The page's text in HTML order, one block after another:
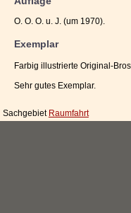
O. O. O. u. J. (um 1970).
Exemplar
Farbig illustrierte Original-
Sehr gutes Exemplar.
Sachgebiet Raumfahrt